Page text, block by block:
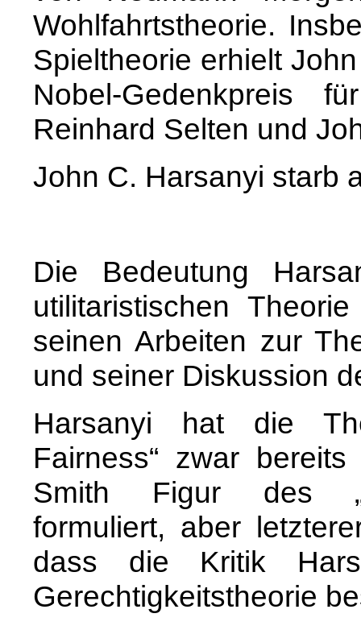
Wohlfahrtstheorie.
Spieltheorie erhielt
Nobel-Gedenkpreis
Reinhard Selten und
John C. Harsanyi starb
Die Bedeutung
utilitaristischen
seinen Arbeiten zur
und seiner Diskussion
Harsanyi hat die
Fairness“ zwar
Smith Figur des
formuliert, aber
dass die Kritik
Gerechtigkeitstheorie